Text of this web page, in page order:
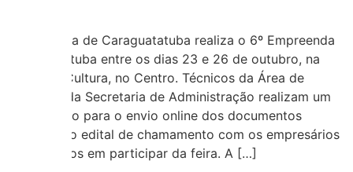
A Prefeitura de Caraguatatuba realiza o 6º Empreenda
Caraguatatuba entre os dias 23 e 26 de outubro, na
Praça da Cultura, no Centro. Técnicos da Área de
Licitação da Secretaria de Administração realizam um
treinamento para o envio online dos documentos
exigidos no edital de chamamento com os empresários
interessados em participar da feira. A […]